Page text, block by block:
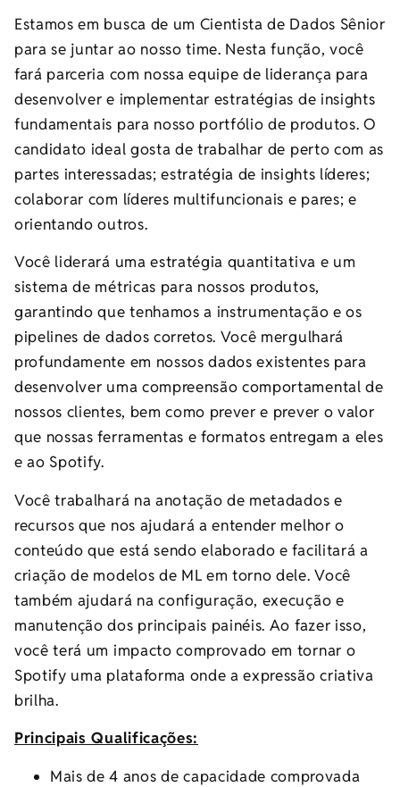
Estamos em busca de um Cientista de Dados Sênior
para se juntar ao nosso time. Nesta função, você
fará parceria com nossa equipe de liderança para
desenvolver e implementar estratégias de insights
fundamentais para nosso portfólio de produtos. O
candidato ideal gosta de trabalhar de perto com as
partes interessadas; estratégia de insights líderes;
colaborar com líderes multifuncionais e pares; e
orientando outros.
Você liderará uma estratégia quantitativa e um
sistema de métricas para nossos produtos,
garantindo que tenhamos a instrumentação e os
pipelines de dados corretos. Você mergulhará
profundamente em nossos dados existentes para
desenvolver uma compreensão comportamental de
nossos clientes, bem como prever e prever o valor
que nossas ferramentas e formatos entregam a eles
e ao Spotify.
Você trabalhará na anotação de metadados e
recursos que nos ajudará a entender melhor o
conteúdo que está sendo elaborado e facilitará a
criação de modelos de ML em torno dele. Você
também ajudará na configuração, execução e
manutenção dos principais painéis. Ao fazer isso,
você terá um impacto comprovado em tornar o
Spotify uma plataforma onde a expressão criativa
brilha.
Principais Qualificações:
Mais de 4 anos de capacidade comprovada